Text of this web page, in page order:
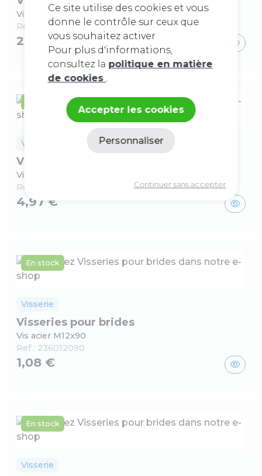
Vis acier M16x120
Ref :
236016120
2,81 €
Visserie
Visseries pour brides
Vis acier M24x80
Ref :
4,97 €
En stock
Visserie
Visseries pour brides
Vis acier M12x90
Ref : 236012090
1,08 €
En stock
Visserie
Ce site utilise des cookies et vous
donne le contrôle sur ceux que
vous souhaitez activer
Pour plus d'informations,
consultez la politique en matière
de cookies .
Accepter les cookies
Continuer sans accepter
Personnaliser